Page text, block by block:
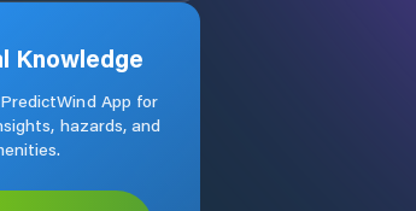
Knowledge
App for
hazards, and